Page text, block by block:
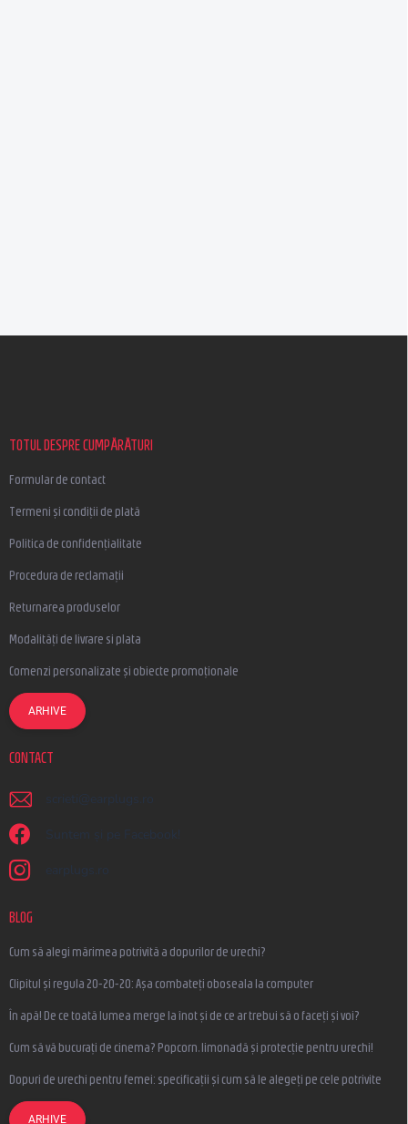
TOTUL DESPRE CUMPĂRĂTURI
Formular de contact
Termeni și condiții de plată
Politica de confidențialitate
Procedura de reclamații
Returnarea produselor
Modalități de livrare si plata
Comenzi personalizate și obiecte promoționale
ARHIVE
CONTACT
scrieti @ earplugs.ro
Suntem și pe Facebook!
earplugs.ro
BLOG
Cum să alegi mărimea potrivită a dopurilor de urechi?
Clipitul și regula 20-20-20: Așa combateți oboseala la computer
În apă! De ce toată lumea merge la înot și de ce ar trebui să o faceți și voi?
Cum să vă bucurați de cinema? Popcorn, limonadă și protecție pentru urechi!
Dopuri de urechi pentru femei: specificații și cum să le alegeți pe cele potrivite
ARHIVE